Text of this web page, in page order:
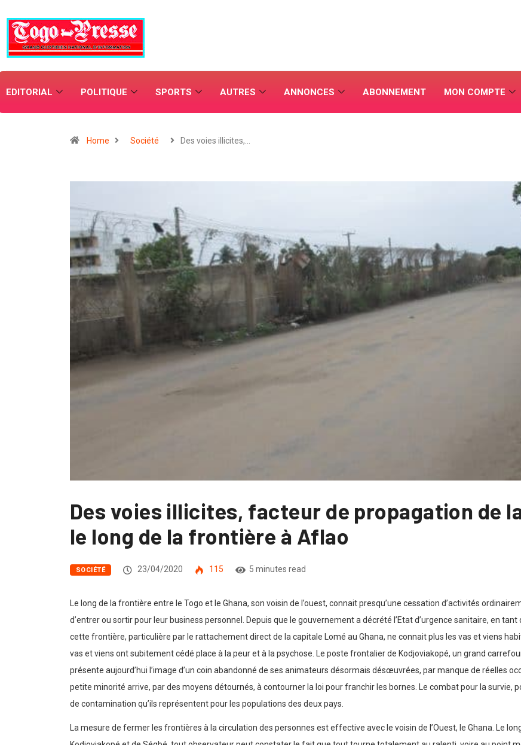
EDITORIAL POLITIQUE SPORTS AUTRES ANNONCES ABONNEMENT MON COMPTE
Home Société Des voies illicites,…
Des voies illicites, facteur de propagation de
le long de la frontière à Aflao
SOCIÉTÉ 23/04/2020 115 5 minutes read
Le long de la frontière entre le Togo et le Ghana, son voisin de l’ouest, connait presqu’une cessation d’activités
d’entrer ou sortir pour leur business personnel. Depuis que le gouvernement a décrété l’Etat d’urgence sanitaire, en
cette frontière, particulière par le rattachement direct de la capitale Lomé au Ghana, ne connait plus les vas et viens
vas et viens ont subitement cédé place à la peur et à la psychose. Le poste frontalier de Kodjoviakopé, un grand
présente aujourd’hui l’image d’un coin abandonné de ses animateurs désormais désœuvrées, par manque de réelles
petite minorité arrive, par des moyens détournés, à contourner la loi pour franchir les bornes. Le combat pour la survie,
de contamination qu’ils représentent pour les populations des deux pays.
La mesure de fermer les frontières à la circulation des personnes est effective avec le voisin de l’Ouest, le Ghana. Le